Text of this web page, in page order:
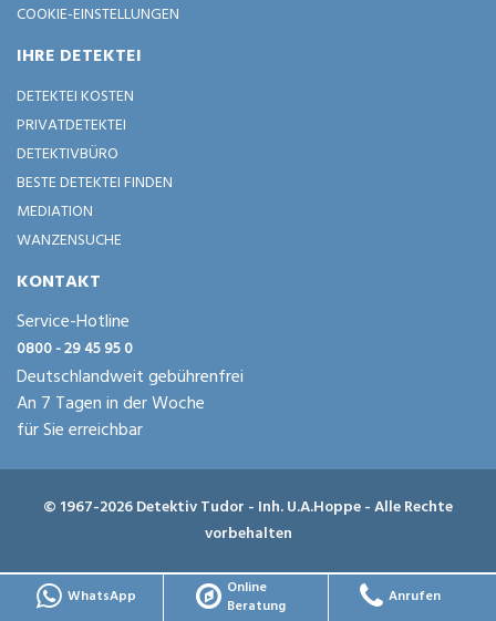
COOKIE-EINSTELLUNGEN
IHRE DETEKTEI
DETEKTEI KOSTEN
PRIVATDETEKTEI
DETEKTIVBÜRO
BESTE DETEKTEI FINDEN
MEDIATION
WANZENSUCHE
KONTAKT
Service-Hotline
0800 - 29 45 95 0
Deutschlandweit gebührenfrei
An 7 Tagen in der Woche
für Sie erreichbar
© 1967-2026 Detektiv Tudor - Inh. U.A.Hoppe - Alle Rechte
vorbehalten
WhatsApp
Online
Beratung
Anrufen